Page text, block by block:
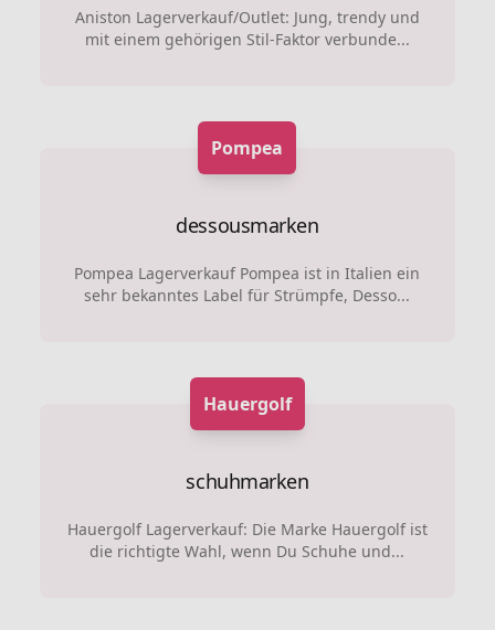
Aniston Lagerverkauf/Outlet: Jung, trendy und
mit einem gehörigen Stil-Faktor verbunde...
Pompea
dessousmarken
Pompea Lagerverkauf Pompea ist in Italien ein
sehr bekanntes Label für Strümpfe, Desso...
Hauergolf
schuhmarken
Hauergolf Lagerverkauf: Die Marke Hauergolf ist
die richtigte Wahl, wenn Du Schuhe und...